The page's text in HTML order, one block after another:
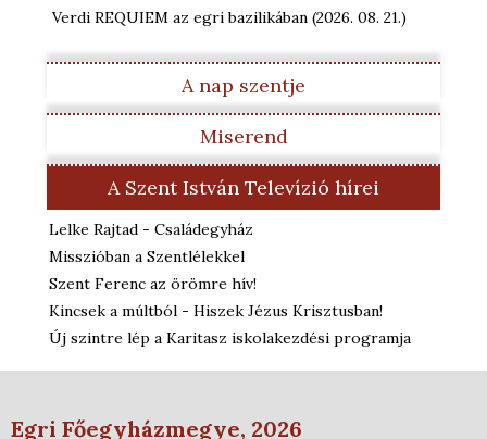
Verdi REQUIEM az egri bazilikában (2026. 08. 21.)
A nap szentje
Miserend
A Szent István Televízió hírei
Lelke Rajtad - Családegyház
Misszióban a Szentlélekkel
Szent Ferenc az örömre hív!
Kincsek a múltból - Hiszek Jézus Krisztusban!
Új szintre lép a Karitasz iskolakezdési programja
Egri Főegyházmegye, 2026